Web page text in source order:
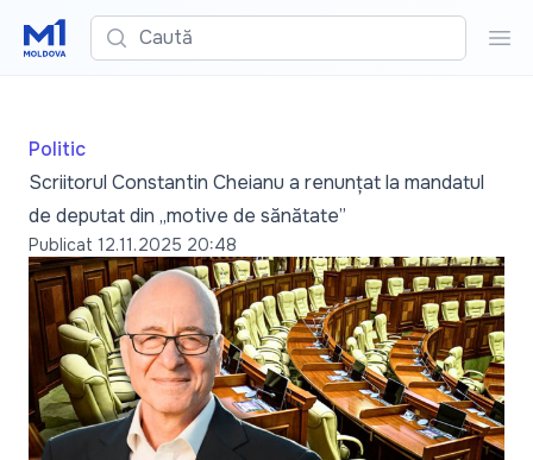
Caută
Politic
Scriitorul Constantin Cheianu a renunțat la mandatul
de deputat din „motive de sănătate”
Publicat 12.11.2025 20:48